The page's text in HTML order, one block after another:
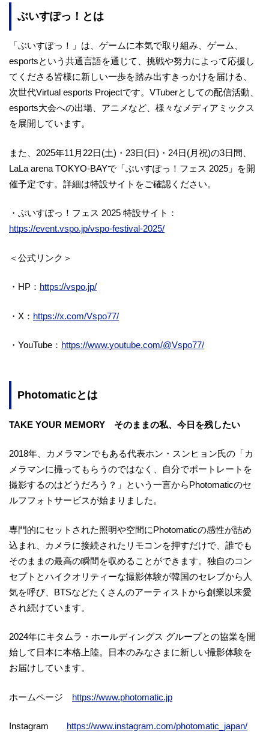
ぶいすぽっ！とは
「ぶいすぽっ！」は、ゲームに本気で取り組み、ゲーム、
esportsという共通言語を通じて、挑戦や努力によって応援し
てくださる皆様に新しい一歩を踏み出すきっかけを届ける、
次世代Virtual esports Projectです。VTuberとしての配信活動、
esports大会への出場、アニメなど、様々なメディアミックス
を展開しています。
また、2025年11月22日(土)・23日(日)・24日(月祝)の3日間、
LaLa arena TOKYO-BAYで「ぶいすぽっ！フェス 2025」を開
催予定です。詳細は特設サイトをご確認ください。
・ぶいすぽっ！フェス 2025 特設サイト：
https://event.vspo.jp/vspo-festival-2025/
＜公式リンク＞
・HP： https://vspo.jp/
・X： https://x.com/Vspo77/
・YouTube： https://www.youtube.com/@Vspo77/
Photomaticとは
TAKE YOUR MEMORY そのままの私、今日を残したい
2018年、カメラマンでもある代表ホン・スンヒョン氏の「カ
メラマンに撮ってもらうのではなく、自分でポートレートを
撮影するのはどうだろう？」という一言からPhotomaticのセ
ルフフォトサービスが始まりました。
専門的にセットされた照明や空間にPhotomaticの感性が詰め
込まれ、カメラに接続されたリモコンを押すだけで、誰でも
そのままの最高の瞬間を収めることができます。独自のコン
セプトとハイクオリティーな撮影体験が韓国のセレブから人
気を呼び、BTSなどたくさんのアーティストから創業以来愛
され続けています。
2024年にキタムラ・ホールディングス グループとの協業を開
始して日本に本格上陸。日本のみなさまに新しい撮影体験を
お届けしています。
ホームページ https://www.photomatic.jp
Instagram https://www.instagram.com/photomatic_japan/